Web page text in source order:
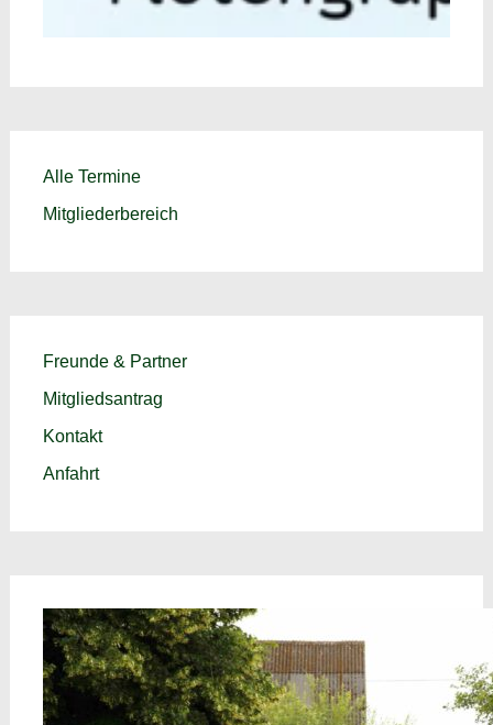
Alle Termine
Mitgliederbereich
Freunde & Partner
Mitgliedsantrag
Kontakt
Anfahrt